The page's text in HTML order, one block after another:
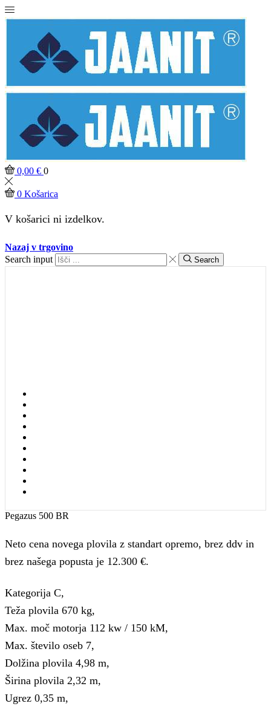
0,00 € 0
0 Košarica
V košarici ni izdelkov.
Nazaj v trgovino
Search input
Search
Pegazus 500 BR
Neto cena novega plovila z standart opremo, brez ddv in
brez našega popusta je 12.300 €.
Kategorija C,
Teža plovila 670 kg,
Max. moč motorja 112 kw / 150 kM,
Max. število oseb 7,
Dolžina plovila 4,98 m,
Širina plovila 2,32 m,
Ugrez 0,35 m,